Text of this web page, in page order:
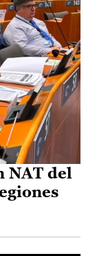
NAT del